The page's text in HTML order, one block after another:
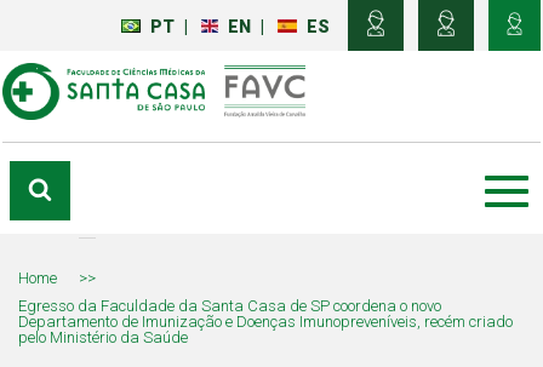
PT EN ES
Home
>>
Egresso da Faculdade da Santa Casa de SP coordena o novo
Departamento de Imunização e Doenças Imunopreveníveis, recém criado
pelo Ministério da Saúde